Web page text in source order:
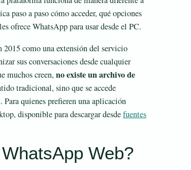
paso a paso cómo acceder, qué opciones
ofrece WhatsApp para usar desde el PC.
como una extensión del servicio
sus conversaciones desde cualquier
muchos creen, no existe un archivo de
tradicional, sino que se accede
quienes prefieren una aplicación
disponible para descargar desdefuentes
Web?